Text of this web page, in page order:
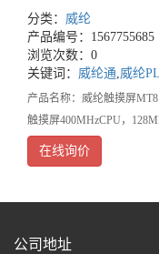
分类： 威纶
产品编号：1567755685
浏览次数：0
关键词： 威纶通,威纶
产品名称：威纶触摸屏
触摸屏400MHzCPU，
分辨率800x480；3个COM
在线询价
公司地址